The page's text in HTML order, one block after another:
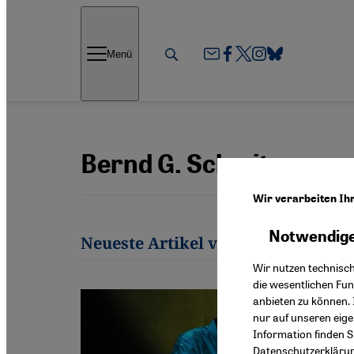
Menü
Bernd G. Schmitz
Neueste Artikel von Bernd G.
Wir verarbeiten
Wir nutzen
die wesentlichen
anbieten zu
nur auf unseren
Information finden